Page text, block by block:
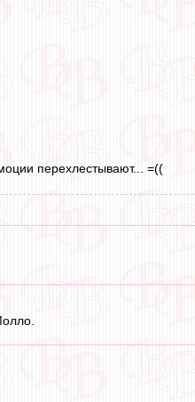
перехлестывают... =((